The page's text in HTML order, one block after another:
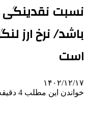
نسبت نقدینگی
باشد/ نرخ ارز
است
۱۴۰۲/۱۲/۱۷
خواندن این مطلب 4 دقیقه زمان میبرد